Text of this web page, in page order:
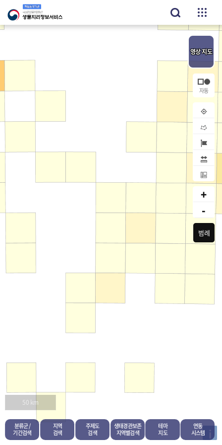
분류군 /
기간검색
지역
검색
주제도
검색
생태경관보존
지역별검색
테마
지도
연동
시스템 i
50 km
영상지도
내위치
공간검
지역검
거리
면적
+
-
범례